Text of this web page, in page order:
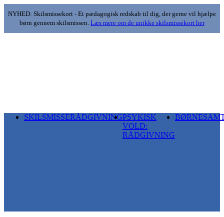
NYHED: Skilsmissekort - Et pædagogisk redskab til dig, der gerne vil hjælpe
børn gennem skilsmissen. Læs mere om de unikke skilsmissekort her
SKILSMISSERÅDGIVNINGPSYKISK
VOLD:
RÅDGIVNING